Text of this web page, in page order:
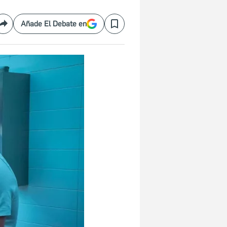
CompartirAñade El Debate en Save